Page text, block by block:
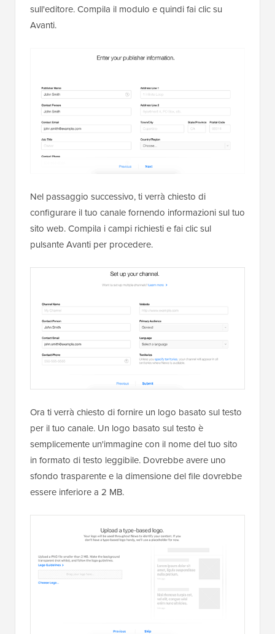
sull'editore. Compila il modulo e quindi fai clic su
Avanti.
Nel passaggio successivo, ti verrà chiesto di
configurare il tuo canale fornendo informazioni sul tuo
sito web. Compila i campi richiesti e fai clic sul
pulsante Avanti per procedere.
Ora ti verrà chiesto di fornire un logo basato sul testo
per il tuo canale. Un logo basato sul testo è
semplicemente un'immagine con il nome del tuo sito
in formato di testo leggibile. Dovrebbe avere uno
sfondo trasparente e la dimensione del file dovrebbe
essere inferiore a 2 MB.